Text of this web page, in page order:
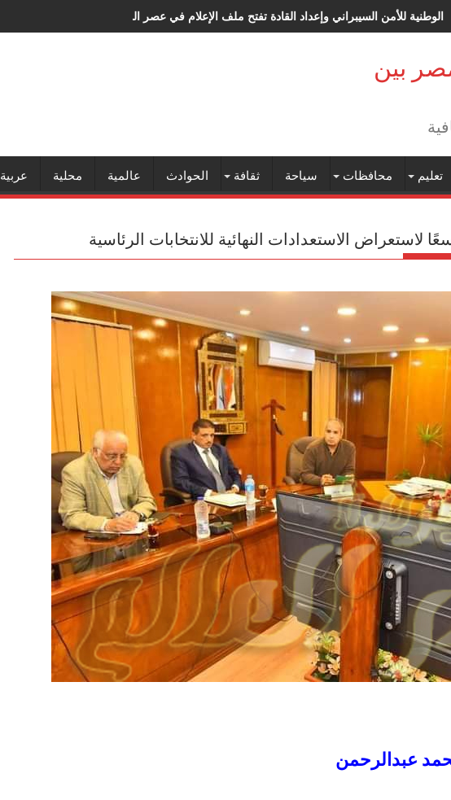
الوطنية للأمن السيبراني وإعداد القادة تفتح ملف الإعلام في عصر الذكاء الاصطناعي
بين
تعليم محافظات سياحة ثقافة الحوادث عالمية محلية عربية
الاستعدادات النهائية للانتخابات الرئاسية
عبدالرحمن